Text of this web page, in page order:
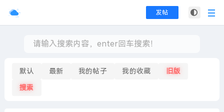
发帖
默认 最新 我的帖子 我的收藏 旧版
搜索